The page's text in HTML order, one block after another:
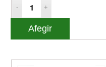
Afegir